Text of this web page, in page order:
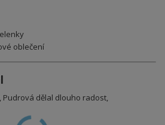
oblečení
Pudrová dělal dlouho radost,